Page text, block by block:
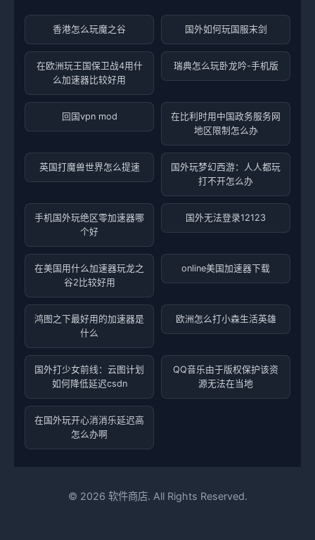
香港怎么玩魔之谷 国外如何玩国服末剑
在欧洲玩王国保卫战4用什
么加速器比较好用
瑞典怎么玩卧龙吟-手机版
回国vpn mod
在比利时用中国政务服务网
地区限制怎么办
英国打魔兽世界怎么提速
国外玩梦幻西游：人人都玩
打不开怎么办
手机国外玩绝区零加速器哪
个好
国外无法登录12123
在美国用什么加速器玩龙之
谷2比较好用
online美国加速器下载
鸿图之下最好用的加速器是
什么
欧洲怎么打小森生活英雄
国外打少女前线：云图计划
如何降低延迟csdn
QQ音乐由于版权保护该资
源无法在当地
在国外玩开心消消乐延迟高
怎么办啊
© 2026 软件商店. All Rights Reserved.